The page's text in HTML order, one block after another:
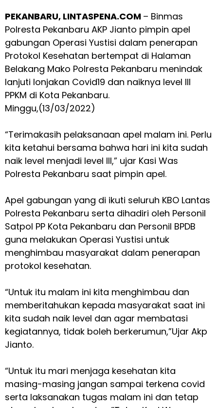
PEKANBARU, LINTASPENA.COM – Binmas
Polresta Pekanbaru AKP Jianto pimpin apel
gabungan Operasi Yustisi dalam penerapan
Protokol Kesehatan bertempat di Halaman
Belakang Mako Polresta Pekanbaru menindak
lanjuti lonjakan Covid19 dan naiknya level III
PPKM di Kota Pekanbaru.
Minggu,(13/03/2022)
“Terimakasih pelaksanaan apel malam ini. Perlu
kita ketahui bersama bahwa hari ini kita sudah
naik level menjadi level III,” ujar Kasi Was
Polresta Pekanbaru saat pimpin apel.
Apel gabungan yang di ikuti seluruh KBO Lantas
Polresta Pekanbaru serta dihadiri oleh Personil
Satpol PP Kota Pekanbaru dan Personil BPDB
guna melakukan Operasi Yustisi untuk
menghimbau masyarakat dalam penerapan
protokol kesehatan.
“Untuk itu malam ini kita menghimbau dan
memberitahukan kepada masyarakat saat ini
kita sudah naik level dan agar membatasi
kegiatannya, tidak boleh berkerumun,”Ujar Akp
Jianto.
“Untuk itu mari menjaga kesehatan kita
masing-masing jangan sampai terkena covid
serta laksanakan tugas malam ini dan tetap